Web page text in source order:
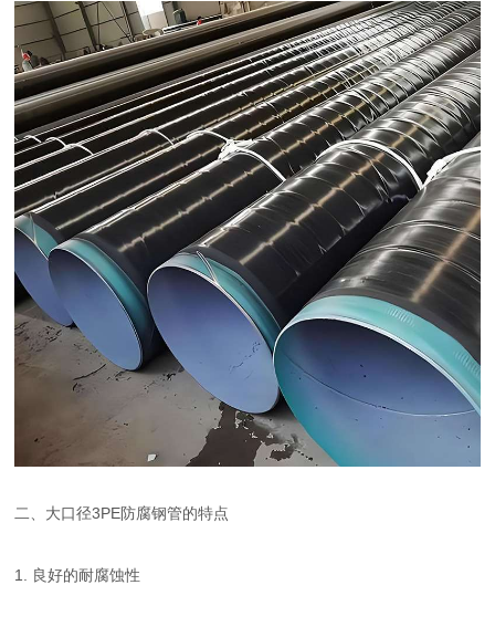
二、大口径3PE防腐钢管的特点
1. 良好的耐腐蚀性